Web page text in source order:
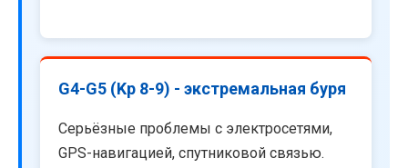
G4-G5 (Kp 8-9) - экстремальная буря
Серьёзные проблемы с электросетями,
GPS-навигацией, спутниковой связью.